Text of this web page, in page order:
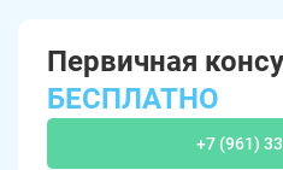
Первичная
БЕСПЛАТНО
+7 (961)